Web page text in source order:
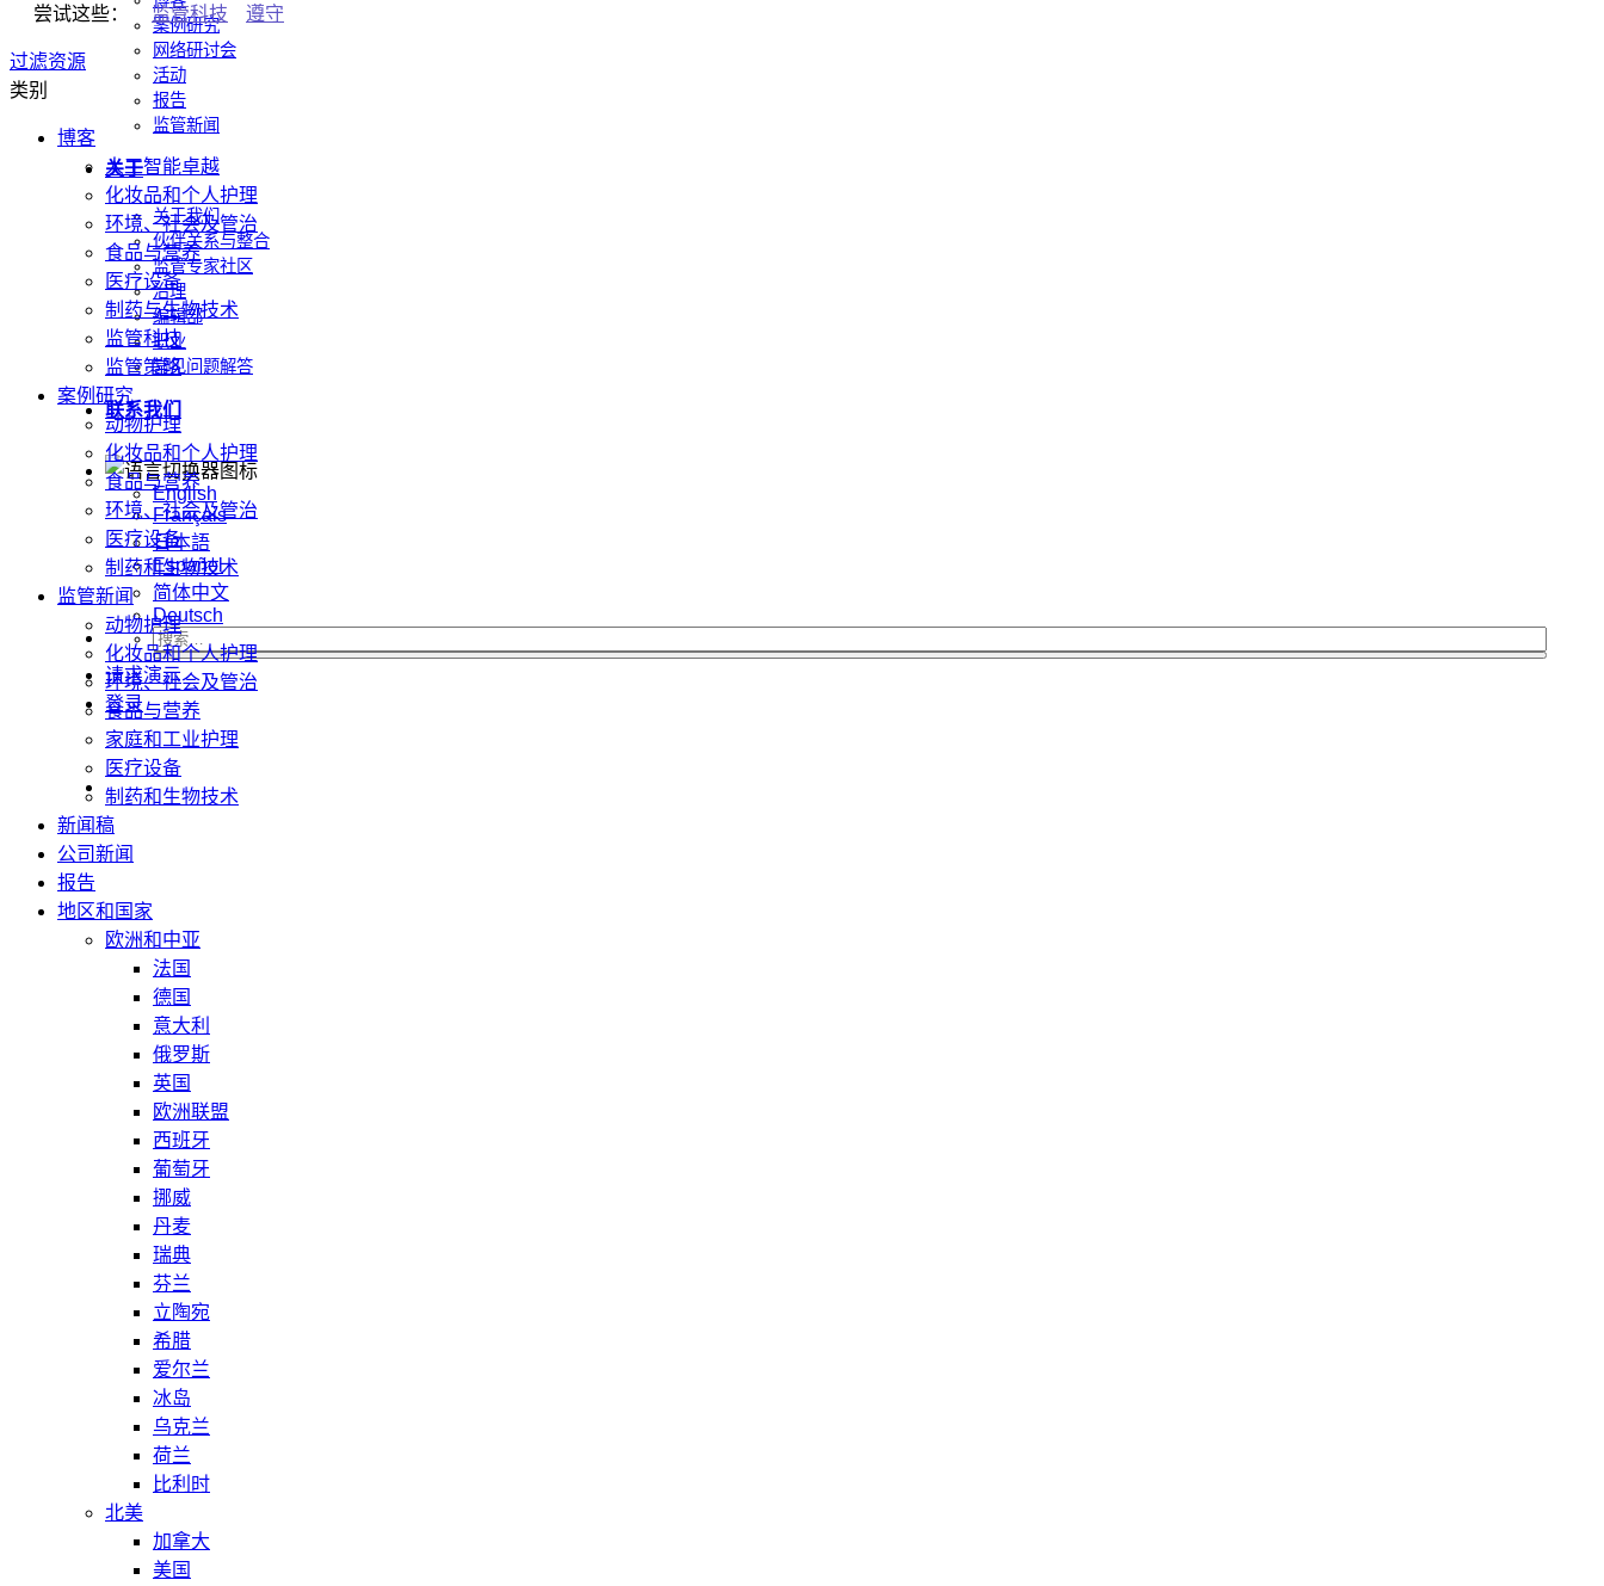
案例研究
网络研讨会
活动
报告
监管新闻
关于
关于我们
伙伴关系与整合
监管专家社区
治理
编辑部
职业
常见问题解答
联系我们
English
Français
日本語
Español
简体中文
Deutsch
请求演示
登录
尝试这些： 监管科技 遵守
过滤资源
类别
博客
人工智能卓越
化妆品和个人护理
环境、社会及管治
食品与营养
医疗设备
制药与生物技术
监管科技
监管策略
案例研究
动物护理
化妆品和个人护理
食品与营养
环境、社会及管治
医疗设备
制药和生物技术
监管新闻
动物护理
化妆品和个人护理
环境、社会及管治
食品与营养
家庭和工业护理
医疗设备
制药和生物技术
新闻稿
公司新闻
报告
地区和国家
欧洲和中亚
法国
德国
意大利
俄罗斯
英国
欧洲联盟
西班牙
葡萄牙
挪威
丹麦
瑞典
芬兰
立陶宛
希腊
爱尔兰
冰岛
乌克兰
荷兰
比利时
北美
加拿大
美国